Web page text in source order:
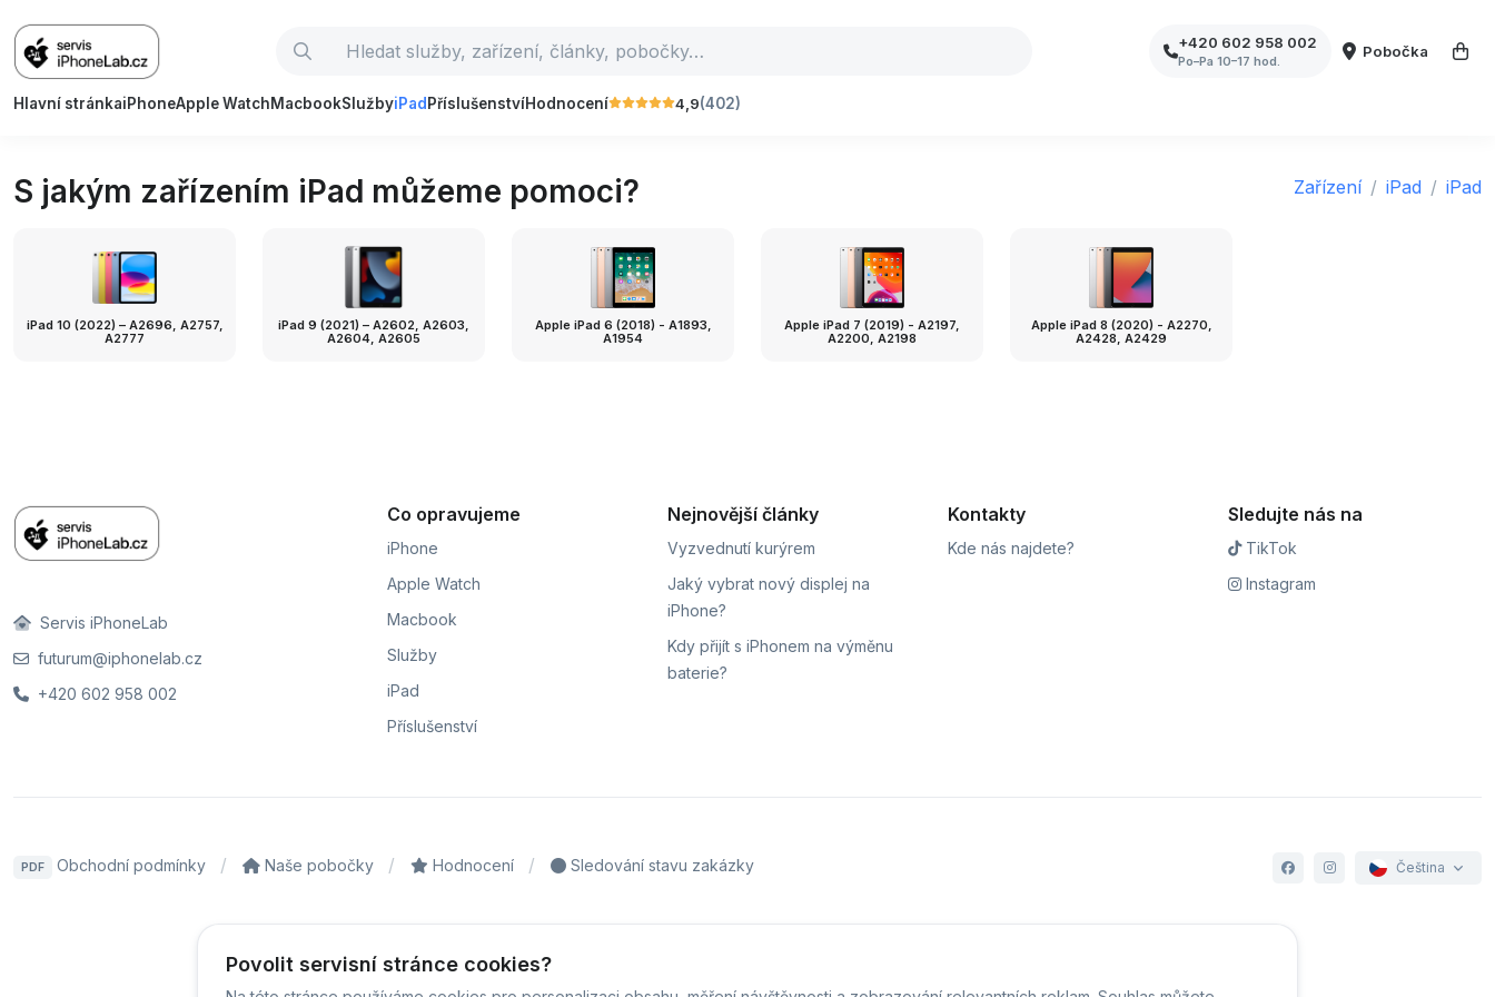
+420 602 958 002
Po–Pa 10–17 hod.
Pobočka
Hlavní stránkaiPhoneApple WatchMacbookSlužbyiPad PříslušenstvíHodnocení 4,9(402)
S jakým zařízením iPad můžeme pomoci? Zařízení iPad iPad
iPad 10 (2022) – A2696, A2757,
A2777
iPad 9 (2021) – A2602, A2603,
A2604, A2605
Apple iPad 6 (2018) - A1893,
A1954
Apple iPad 7 (2019) - A2197,
A2200, A2198
Apple iPad 8 (2020) - A2270,
A2428, A2429
Povolit servisní stránce cookies?
Servis iPhoneLab
futurum@iphonelab.cz
+420 602 958 002
Co opravujeme
iPhone
Apple Watch
Macbook
Služby
iPad
Příslušenství
Nejnovější články
Vyzvednutí kurýrem
Jaký vybrat nový displej na
iPhone?
Kdy přijít s iPhonem na výměnu
baterie?
Kontakty
Kde nás najdete?
Sledujte nás na
TikTok
Instagram
PDF Obchodní podmínky Naše pobočky Hodnocení Sledování stavu zakázky Čeština